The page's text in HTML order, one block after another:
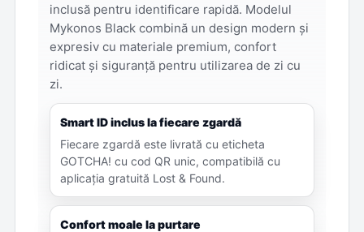
inclusă pentru identificare rapidă. Modelul
Mykonos Black combină un design modern și
expresiv cu materiale premium, confort
ridicat și siguranță pentru utilizarea de zi cu
zi.
Smart ID inclus la fiecare zgardă
Fiecare zgardă este livrată cu eticheta
GOTCHA! cu cod QR unic, compatibilă cu
aplicația gratuită Lost & Found.
Confort moale la purtare